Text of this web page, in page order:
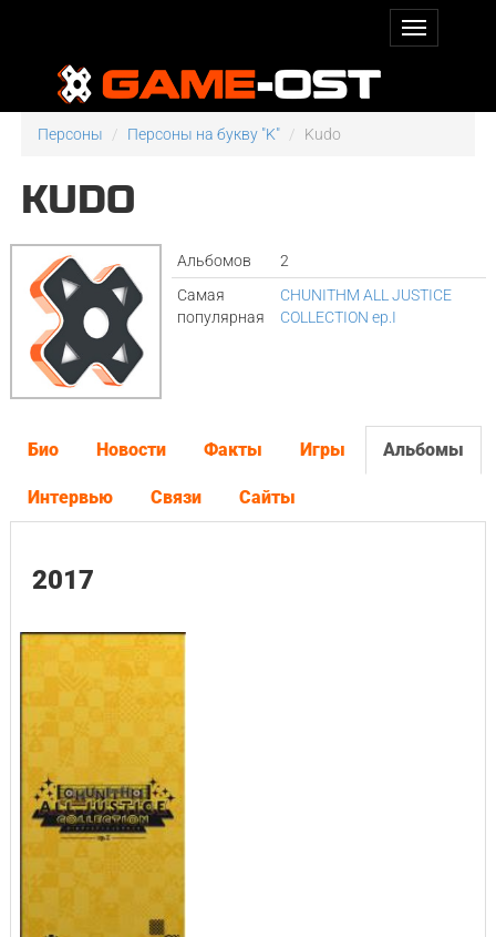
Персоны Персоны на букву "K" Kudo
KUDO
Альбомов
2
Самая
популярная
CHUNITHM ALL JUSTICE
COLLECTION ep.I
Био Новости Факты Игры Альбомы
Интервью Связи Сайты
2017